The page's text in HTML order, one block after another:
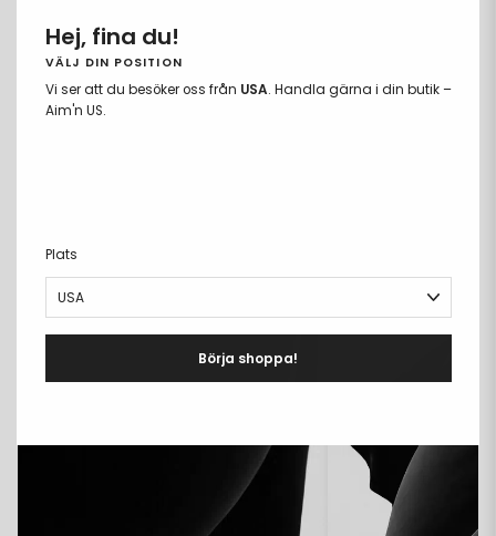
LEVERANS & RETUR
Hej, fina du!
VÄLJ DIN POSITION
Vi ser att du besöker oss från USA. Handla gärna i din butik –
Aim'n US.
Plats
Börja shoppa!